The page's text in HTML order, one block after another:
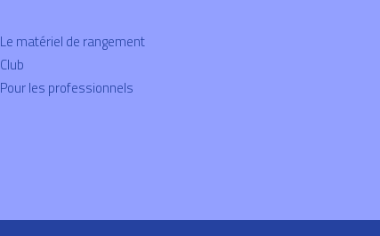
Le matériel de rangement
Club
Pour les professionnels